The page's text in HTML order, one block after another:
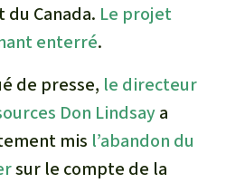
ciment et le béton
Canada. Le projet
enterré.
de presse, le directeur
Don Lindsaya
mis l’abandon du
sur le compte de la